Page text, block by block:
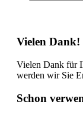
Vielen Dank!
Vielen Dank für
werden wir Sie
Schon